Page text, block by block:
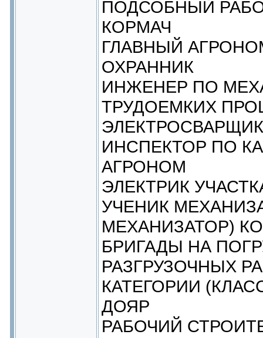
ПОДСОБНЫЙ
КОРМАЧ
ГЛАВНЫЙ
ОХРАННИК
ИНЖЕНЕР ПО
ТРУДОЕМКИХ
ИНСПЕКТОР ПО
АГРОНОМ
ЭЛЕКТРИК
УЧЕНИК
МЕХАНИЗАТОР)
БРИГАДЫ НА
РАЗГРУЗОЧНЫХ
КАТЕГОРИИ
ДОЯР
РАБОЧИЙ